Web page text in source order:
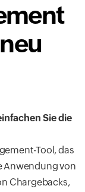
Sie die
Tool, das
Anwendung von
Chargebacks,